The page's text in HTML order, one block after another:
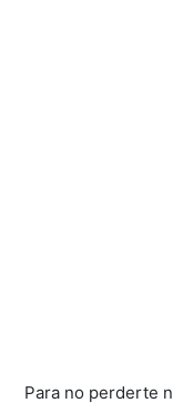
Para no perderte